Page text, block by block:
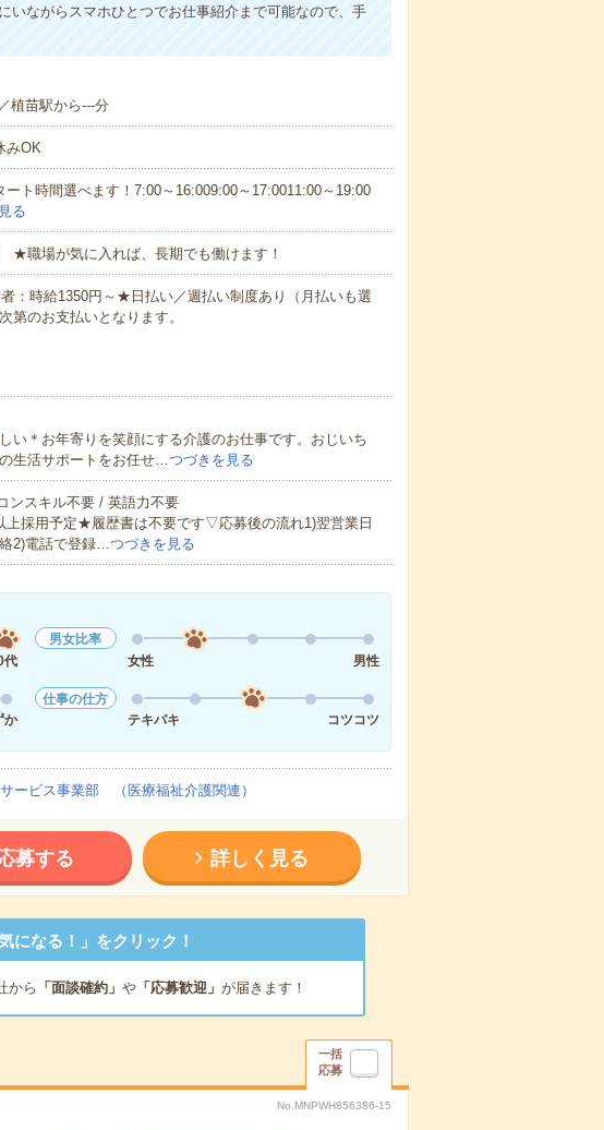
ながらスマホひとつでお仕事紹介まで可能なので、手
植苗駅から---分
みOK
ト時間選べます！7:00～16:009:00～17:0011:00～19:00
る
場が気に入れば、長期でも働けます！
：時給1350円～★日払い／週払い制度あり（月払いも選
のお支払いとなります。
い＊お年寄りを笑顔にする介護のお仕事です。おじいち
生活サポートをお任せ…つづきを見る
ンスキル不要 / 英語力不要
採用予定★履歴書は不要です▽応募後の流れ1)翌営業日
2)電話で登録…つづきを見る
代
男女比率
女性
男性
か
仕事の仕方
テキパキ
コツコツ
ービス事業部 （医療福祉介護関連）
募する 詳しく見る
になる！」をクリック！
から 「面談確約」 や「応募歓迎」 が届きます！
一括
応募
No.MNPWH856386-15